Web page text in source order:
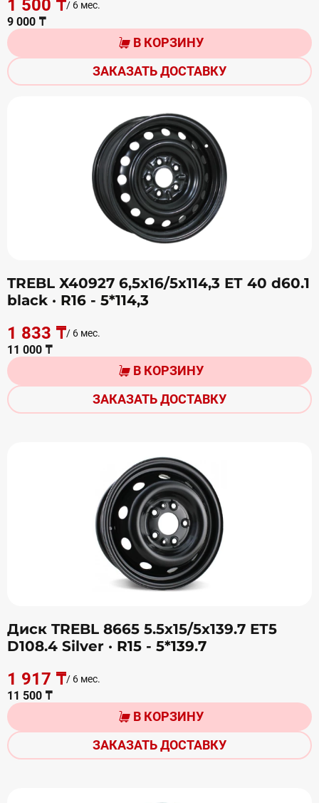
1 500 ₸/ 6 мес.
9 000 ₸
В КОРЗИНУ
ЗАКАЗАТЬ ДОСТАВКУ
TREBL Х40927 6,5х16/5х114,3 ЕТ 40 d60.1
black · R16 - 5*114,3
1 833 ₸/ 6 мес.
11 000 ₸
В КОРЗИНУ
ЗАКАЗАТЬ ДОСТАВКУ
Диск TREBL 8665 5.5х15/5х139.7 ЕТ5
D108.4 Silver · R15 - 5*139.7
1 917 ₸/ 6 мес.
11 500 ₸
В КОРЗИНУ
ЗАКАЗАТЬ ДОСТАВКУ